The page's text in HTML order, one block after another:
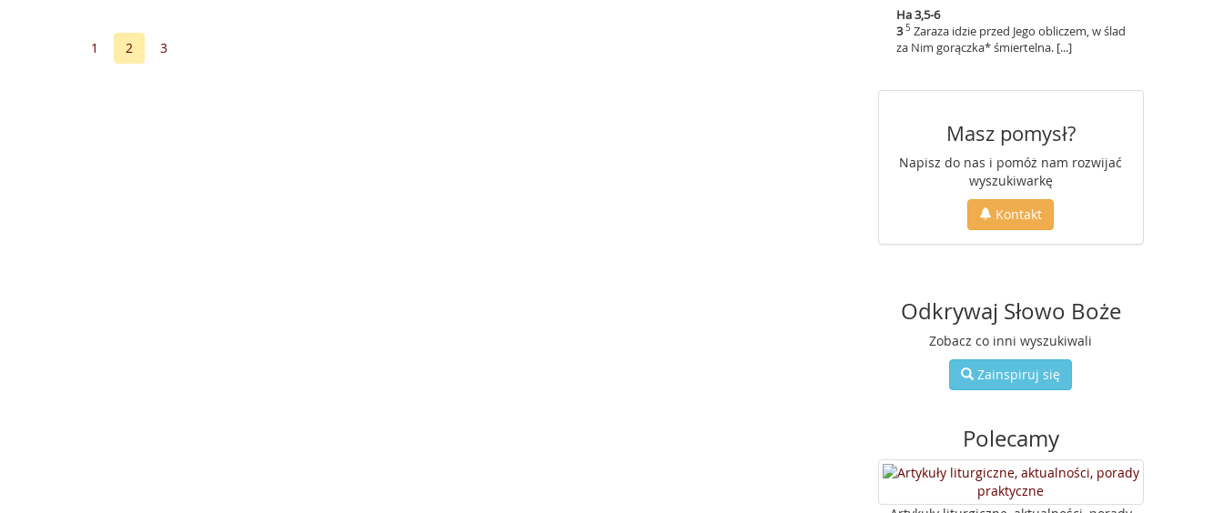
1 2 3
Ha 3,5-6
35 Zaraza idzie przed Jego obliczem, w ślad
za Nim gorączka* śmiertelna. [...]
Masz pomysł?
Napisz do nas i pomóż nam rozwijać
wyszukiwarkę
Kontakt
Odkrywaj Słowo Boże
Zobacz co inni wyszukiwali
Zainspiruj się
Polecamy